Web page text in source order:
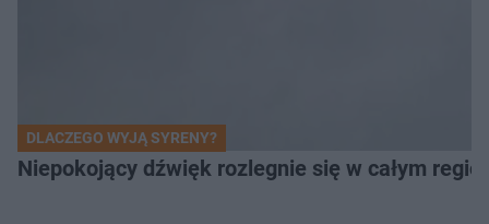
DLACZEGO WYJĄ SYRENY?
Niepokojący dźwięk rozlegnie się w całym